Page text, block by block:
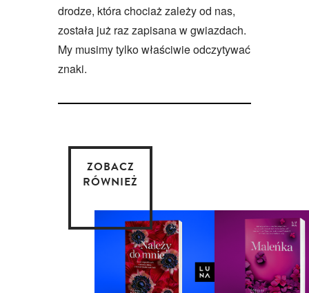
drodze, która chociaż zależy od nas,
została już raz zapisana w gwiazdach.
My musimy tylko właściwie odczytywać
znaki.
ZOBACZ
RÓWNIEŻ